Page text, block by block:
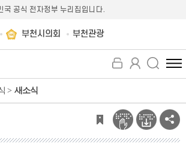
국 공식 전자정부 누리집입니다.
부천시의회 부천관광
전
체
뉴
보
기
> 새소식